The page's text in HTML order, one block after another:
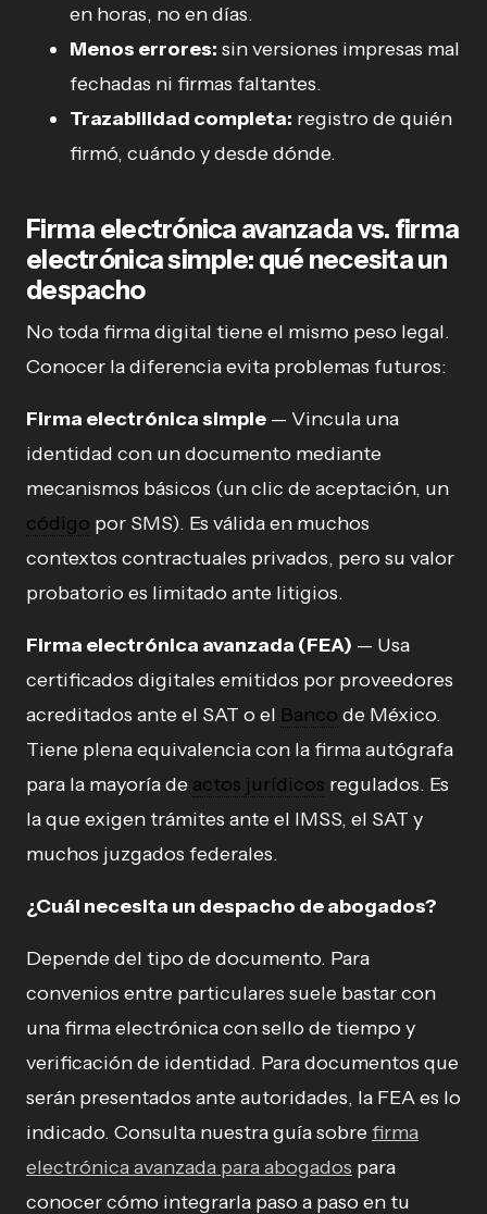
en horas, no en días.
Menos errores: sin versiones impresas mal
fechadas ni firmas faltantes.
Trazabilidad completa: registro de quién
firmó, cuándo y desde dónde.
Firma electrónica avanzada vs. firma
electrónica simple: qué necesita un
despacho
No toda firma digital tiene el mismo peso legal.
Conocer la diferencia evita problemas futuros:
Firma electrónica simple — Vincula una
identidad con un documento mediante
mecanismos básicos (un clic de aceptación, un
código por SMS). Es válida en muchos
contextos contractuales privados, pero su valor
probatorio es limitado ante litigios.
Firma electrónica avanzada (FEA) — Usa
certificados digitales emitidos por proveedores
acreditados ante el SAT o el Banco de México.
Tiene plena equivalencia con la firma autógrafa
para la mayoría de actos jurídicos regulados. Es
la que exigen trámites ante el IMSS, el SAT y
muchos juzgados federales.
¿Cuál necesita un despacho de abogados?
Depende del tipo de documento. Para
convenios entre particulares suele bastar con
una firma electrónica con sello de tiempo y
verificación de identidad. Para documentos que
serán presentados ante autoridades, la FEA es lo
indicado. Consulta nuestra guía sobrefirma
electrónica avanzada para abogados para
conocer cómo integrarla paso a paso en tu